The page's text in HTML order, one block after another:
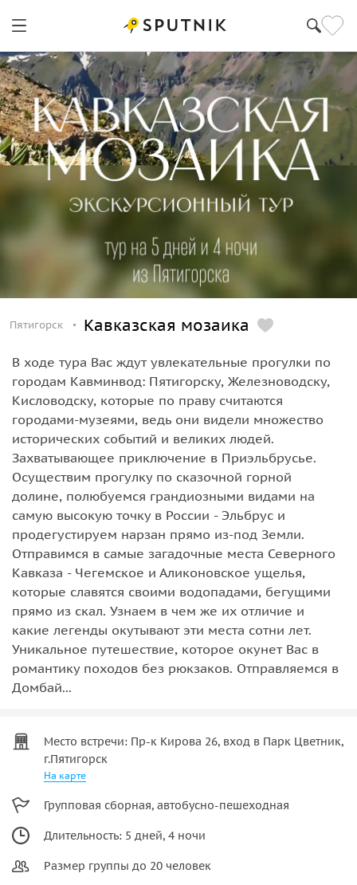
Пятигорск Кавказская мозаика
В ходе тура Вас ждут увлекательные прогулки по
городам Кавминвод: Пятигорску, Железноводску,
Кисловодску, которые по праву считаются
городами-музеями, ведь они видели множество
исторических событий и великих людей.
Захватывающее приключение в Приэльбрусье.
Осуществим прогулку по сказочной горной
долине, полюбуемся грандиозными видами на
самую высокую точку в России - Эльбрус и
продегустируем нарзан прямо из-под Земли.
Отправимся в самые загадочные места Северного
Кавказа - Чегемское и Аликоновское ущелья,
которые славятся своими водопадами, бегущими
прямо из скал. Узнаем в чем же их отличие и
какие легенды окутывают эти места сотни лет.
Уникальное путешествие, которое окунет Вас в
романтику походов без рюкзаков. Отправляемся в
Домбай...
Место встречи: Пр-к Кирова 26, вход в Парк Цветник,
г.Пятигорск
На карте
Групповая сборная, автобусно-пешеходная
Длительность: 5 дней, 4 ночи
Размер группы до 20 человек